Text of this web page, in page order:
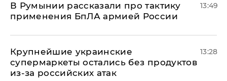
В Румынии рассказали про тактику
применения БпЛА армией России
13:49
Крупнейшие украинские
супермаркеты остались без продуктов
из-за российских атак
13:28